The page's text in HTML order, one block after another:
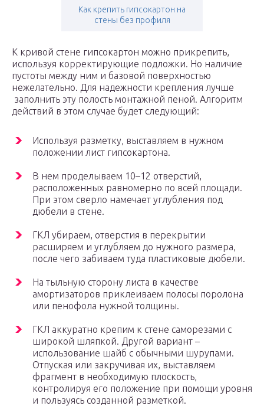
Как крепить гипсокартон на
стены без профиля
К кривой стене гипсокартон можно прикрепить,
используя корректирующие подложки. Но наличие
пустоты между ним и базовой поверхностью
нежелательно. Для надежности крепления лучше
заполнить эту полость монтажной пеной. Алгоритм
действий в этом случае будет следующий:
Используя разметку, выставляем в нужном
положении лист гипсокартона.
В нем проделываем 10–12 отверстий,
расположенных равномерно по всей площади.
При этом сверло намечает углубления под
дюбели в стене.
ГКЛ убираем, отверстия в перекрытии
расширяем и углубляем до нужного размера,
после чего забиваем туда пластиковые дюбели.
На тыльную сторону листа в качестве
амортизаторов приклеиваем полосы поролона
или пенофола нужной толщины.
ГКЛ аккуратно крепим к стене саморезами с
широкой шляпкой. Другой вариант –
использование шайб с обычными шурупами.
Отпуская или закручивая их, выставляем
фрагмент в необходимую плоскость,
контролируя его положение при помощи уровня
и пользуясь созданной разметкой.